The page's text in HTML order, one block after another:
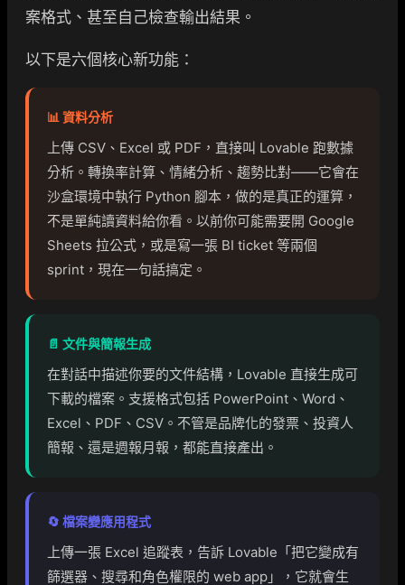
案格式、甚至自己檢查輸出結果。
以下是六個核心新功能：
📊 資料分析
上傳 CSV、Excel 或 PDF，直接叫 Lovable 跑數據
分析。轉換率計算、情緒分析、趨勢比對——它會在
沙盒環境中執行 Python 腳本，做的是真正的運算，
不是單純讀資料給你看。以前你可能需要開 Google
Sheets 拉公式，或是寫一張 BI ticket 等兩個
sprint，現在一句話搞定。
📄 文件與簡報生成
在對話中描述你要的文件結構，Lovable 直接生成可
下載的檔案。支援格式包括 PowerPoint、Word、
Excel、PDF、CSV。不管是品牌化的發票、投資人
簡報、還是週報月報，都能直接產出。
🔄 檔案變應用程式
上傳一張 Excel 追蹤表，告訴 Lovable「把它變成有
篩選器、搜尋和角色權限的 web app」，它就會生